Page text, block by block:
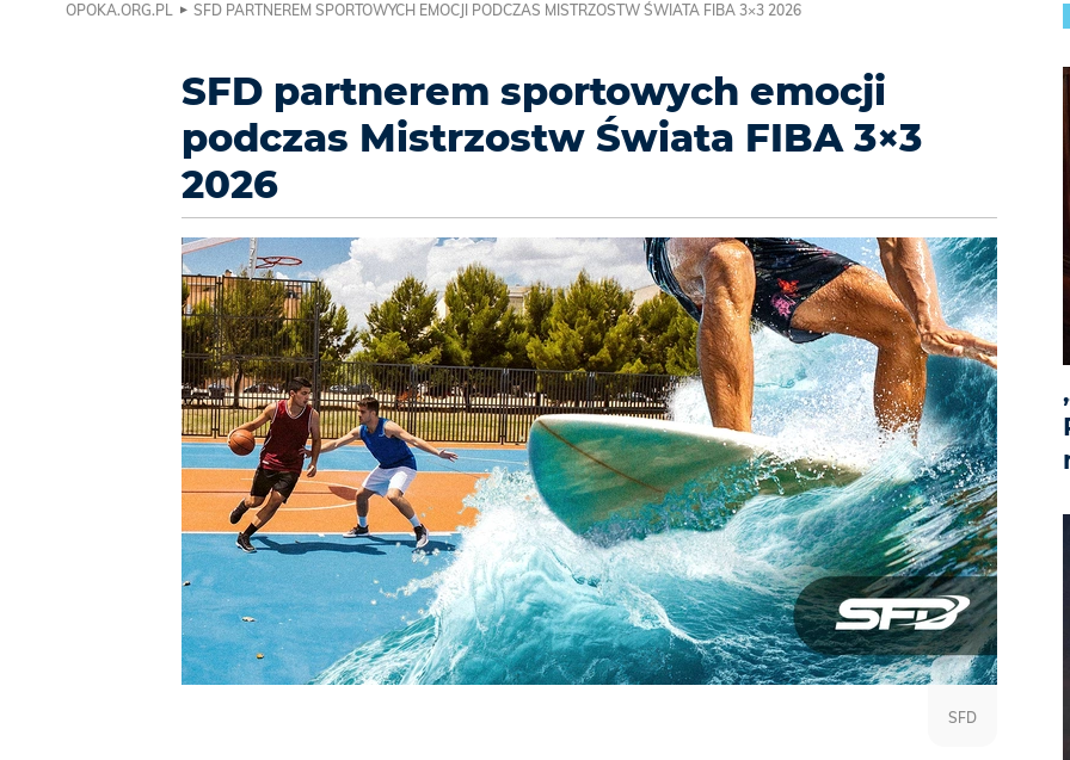
OPOKA.ORG.PL SFD PARTNEREM SPORTOWYCH EMOCJI PODCZAS MISTRZOSTW ŚWIATA FIBA 3×3 2026
SFD partnerem sportowych emocji
podczas Mistrzostw Świata FIBA 3×3
2026
SFD